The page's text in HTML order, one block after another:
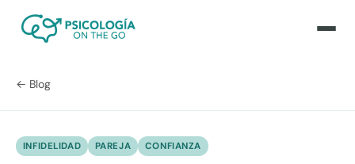
← Blog
INFIDELIDAD PAREJA CONFIANZA